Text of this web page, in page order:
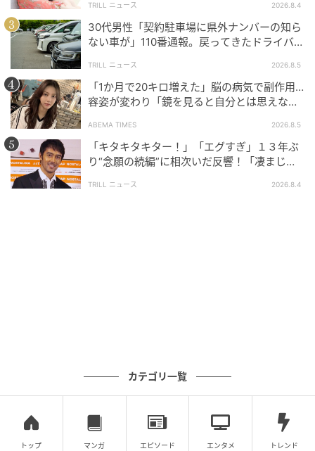
TRILL ニュース 2026.8.4
30代男性「契約駐車場に県外ナンバーの知ら
ない車が」110番通報。戻ってきたドライバー
TRILL ニュース 2026.8.5
「1か月で20キロ増えた」脳の病気で副作用…
容姿が変わり「鏡を見ると自分とは思えなか
ABEMA TIMES 2026.8.5
「キタキタキター！」「エグすぎ」１３年ぶ
り“念願の続編”に相次いだ反響！「凄まじく
TRILL ニュース 2026.8.4
カテゴリ一覧
トップ マンガ エピソード エンタメ トレンド